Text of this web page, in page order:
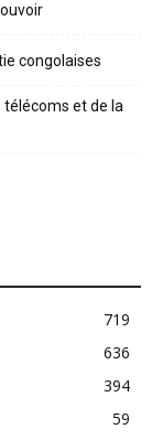
congolaises
télécoms et de la
719
636
394
59